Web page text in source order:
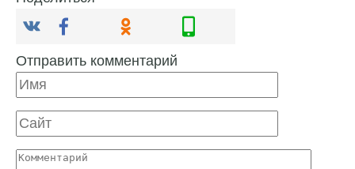
Отправить комментарий
Имя
Сайт
Комментарий